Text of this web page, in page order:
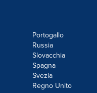
Portogallo
Russia
Slovacchia
Spagna
Svezia
Regno Unito